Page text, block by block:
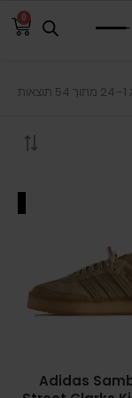
0
Adidas